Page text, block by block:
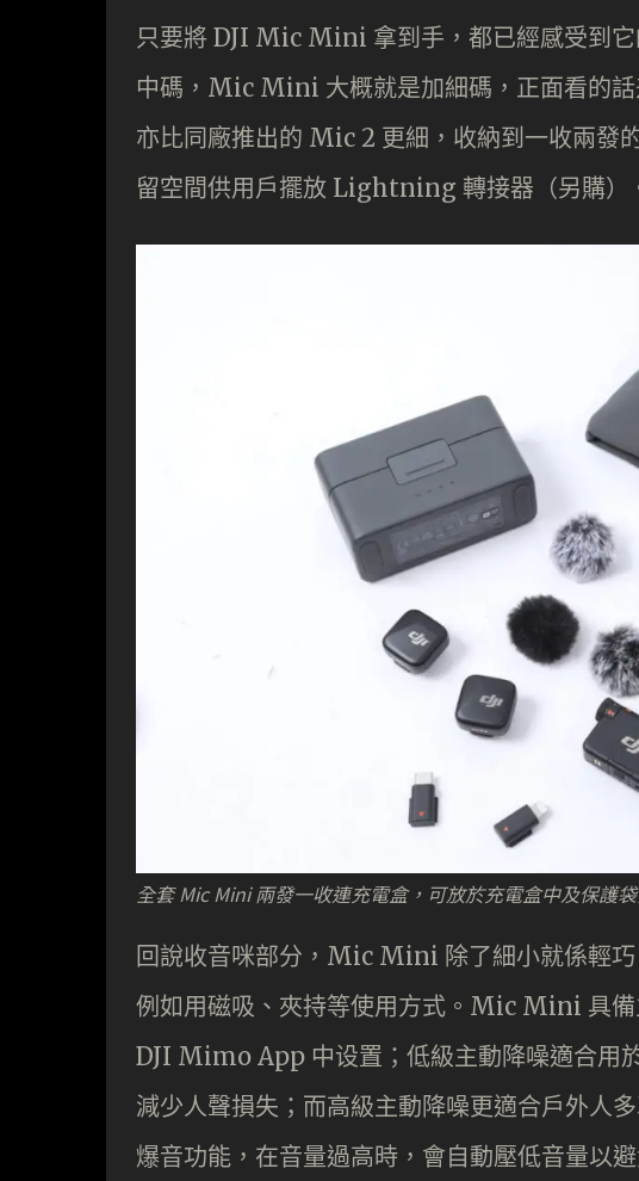
只要將 DJI Mic Mini 拿到手，都已經感受到
中碼，Mic Mini 大概就是加細碼，正面看的
亦比同廠推出的 Mic 2 更細，收納到一收兩發
留空間供用戶擺放 Lightning 轉接器（另購）
全套 Mic Mini 兩發一收連充電盒，可放於充電盒中及保護
回說收音咪部分，Mic Mini 除了細小就係輕巧
例如用磁吸、夾持等使用方式。Mic Mini 具備
DJI Mimo App 中设置；低級主動降噪適合用
減少人聲損失；而高級主動降噪更適合戶外
爆音功能，在音量過高時，會自動壓低音量以